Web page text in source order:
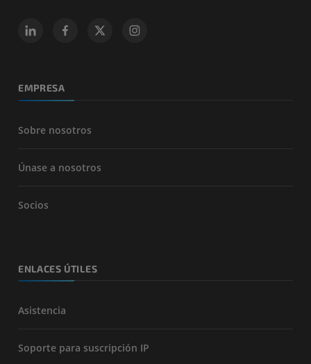
EMPRESA
Sobre nosotros
Únase a nosotros
Socios
ENLACES ÚTILES
Asistencia
Soporte para suscripción IP